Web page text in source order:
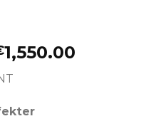
1,550.00